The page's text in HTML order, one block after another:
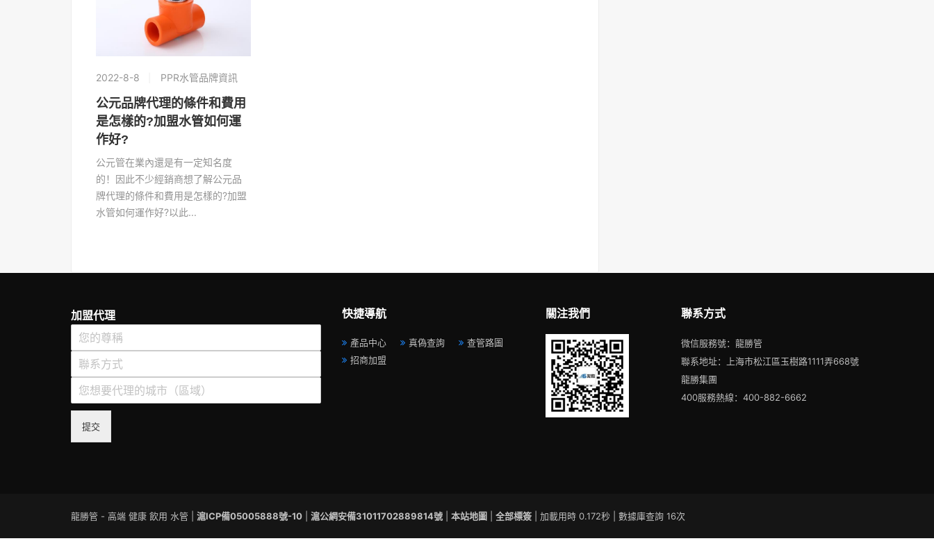
2022-8-8 PPR水管品牌資訊
公元品牌代理的條件和費用
是怎樣的?加盟水管如何運
作好?
公元管在業內還是有一定知名度
的！因此不少經銷商想了解公元品
牌代理的條件和費用是怎樣的?加盟
水管如何運作好?以此...
加盟代理
提交
快捷導航
產品中心 真偽查詢
查管路圖
招商加盟
關注我們 聯系方式
微信服務號：龍勝管
聯系地址：上海市松江區玉樹路1111弄668號
龍勝集團
400服務熱線：400-882-6662
龍勝管 - 高端 健康 飲用 水管 | 滬ICP備05005888號-10 滬公網安備31011702889814號 本站地圖 全部標簽 | 加載用時 0.172秒 | 數據庫查詢 16次